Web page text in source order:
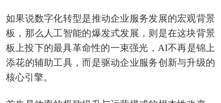
如果说数字化转型是推动企业服务发展的宏观背景
板，那么人工智能的爆发式发展，则是在这块背景
板上投下的最具革命性的一束强光，AI不再是锦上
添花的辅助工具，而是驱动企业服务创新与升级的
核心引擎。